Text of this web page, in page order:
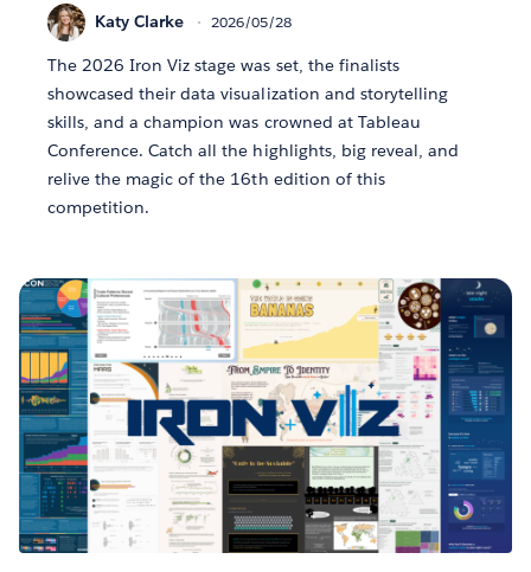
Katy Clarke 2026/05/28
The 2026 Iron Viz stage was set, the finalists
showcased their data visualization and storytelling
skills, and a champion was crowned at Tableau
Conference. Catch all the highlights, big reveal, and
relive the magic of the 16th edition of this
competition.